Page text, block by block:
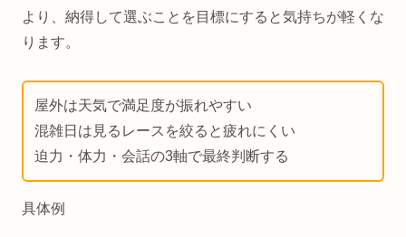
より、納得して選ぶことを目標にすると気持ちが軽くな
ります。
屋外は天気で満足度が振れやすい
混雑日は見るレースを絞ると疲れにくい
迫力・体力・会話の3軸で最終判断する
具体例